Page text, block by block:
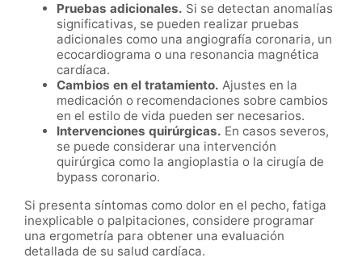
Pruebas adicionales. Si se detectan anomalías
significativas, se pueden realizar pruebas
adicionales como una angiografía coronaria, un
ecocardiograma o una resonancia magnética
cardíaca.
Cambios en el tratamiento. Ajustes en la
medicación o recomendaciones sobre cambios
en el estilo de vida pueden ser necesarios.
Intervenciones quirúrgicas. En casos severos,
se puede considerar una intervención
quirúrgica como la angioplastia o la cirugía de
bypass coronario.
Si presenta síntomas como dolor en el pecho, fatiga
inexplicable o palpitaciones, considere programar
una ergometría para obtener una evaluación
detallada de su salud cardíaca.